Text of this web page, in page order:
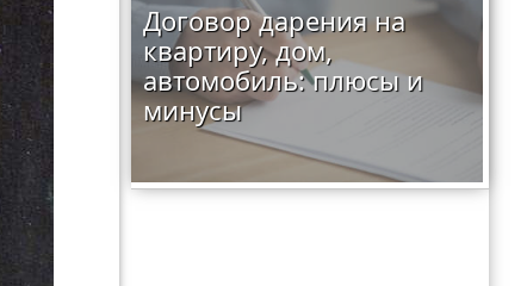
Договор дарения на
квартиру, дом,
автомобиль: плюсы и
минусы